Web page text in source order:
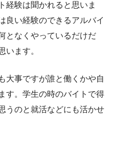
経験は聞かれると思いま
良い経験のできるアルバイ
となくやっているだけだ
います。
大事ですが誰と働くかや自
す。学生の時のバイトで得
うのと就活などにも活かせ